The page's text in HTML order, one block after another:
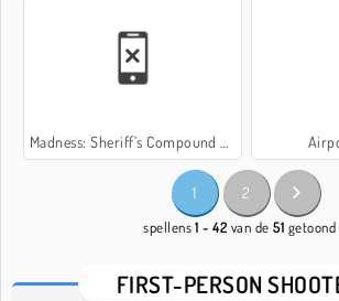
Madness: Sheriff’s Compound OFFICIAL
1 2
spellens1 - 42 van de51 getoond
FIRST-PERSON